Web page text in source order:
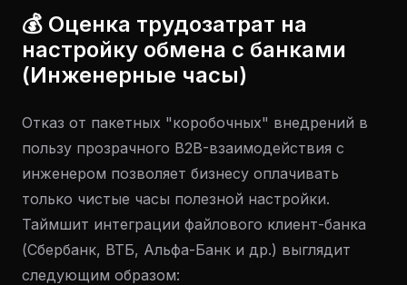
💰 Оценка трудозатрат на
настройку обмена с банками
(Инженерные часы)
Отказ от пакетных "коробочных" внедрений в
пользу прозрачного B2B-взаимодействия с
инженером позволяет бизнесу оплачивать
только чистые часы полезной настройки.
Таймшит интеграции файлового клиент-банка
(Сбербанк, ВТБ, Альфа-Банк и др.) выглядит
следующим образом: